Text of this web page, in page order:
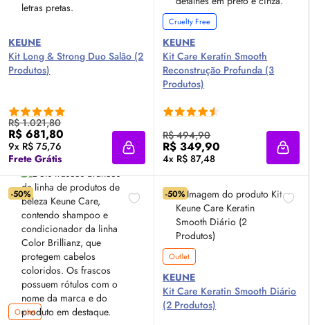
KEUNE
Kit Long & Strong Duo Salão (2
Produtos)
R$ 1.021,80
R$ 681,80
9x R$ 75,76
Frete Grátis
Adicionar à sacola
Cruelty Free
KEUNE
Kit Care Keratin Smooth
Reconstrução Profunda (3
Produtos)
R$ 494,90
R$ 349,90
4x R$ 87,48
-50%
Outlet
-50%
Outlet
KEUNE
Kit Care Keratin Smooth Diário
(2 Produtos)